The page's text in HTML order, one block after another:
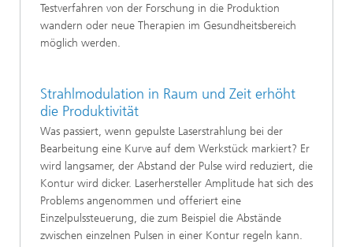
Testverfahren von der Forschung in die Produktion
wandern oder neue Therapien im Gesundheitsbereich
möglich werden.
Strahlmodulation in Raum und Zeit erhöht
die Produktivität
Was passiert, wenn gepulste Laserstrahlung bei der
Bearbeitung eine Kurve auf dem Werkstück markiert? Er
wird langsamer, der Abstand der Pulse wird reduziert, die
Kontur wird dicker. Laserhersteller Amplitude hat sich des
Problems angenommen und offeriert eine
Einzelpulssteuerung, die zum Beispiel die Abstände
zwischen einzelnen Pulsen in einer Kontur regeln kann.